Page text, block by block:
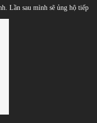
Lần sau mình sẽ ủng hộ tiếp